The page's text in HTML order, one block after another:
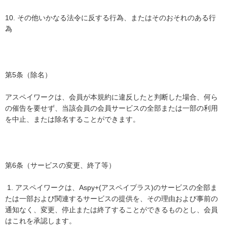
10. その他いかなる法令に反する行為、またはそのおそれのある行
為
第5条（除名）
アスペイワークは、会員が本規約に違反したと判断した場合、何ら
の催告を要せず、当該会員の会員サービスの全部または一部の利用
を中止、または除名することができます。
第6条（サービスの変更、終了等）
1. アスペイワークは、Aspy+(アスペイプラス)のサービスの全部ま
たは一部および関連するサービスの提供を、その理由および事前の
通知なく、変更、停止または終了することができるものとし、会員
はこれを承認します。